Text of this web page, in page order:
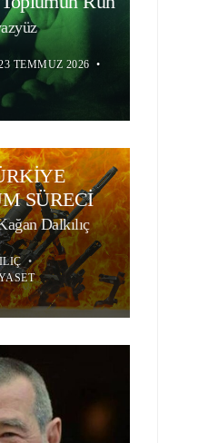
TEMMUZ 2026 •
SÜRECİ
Dalkılıç
•